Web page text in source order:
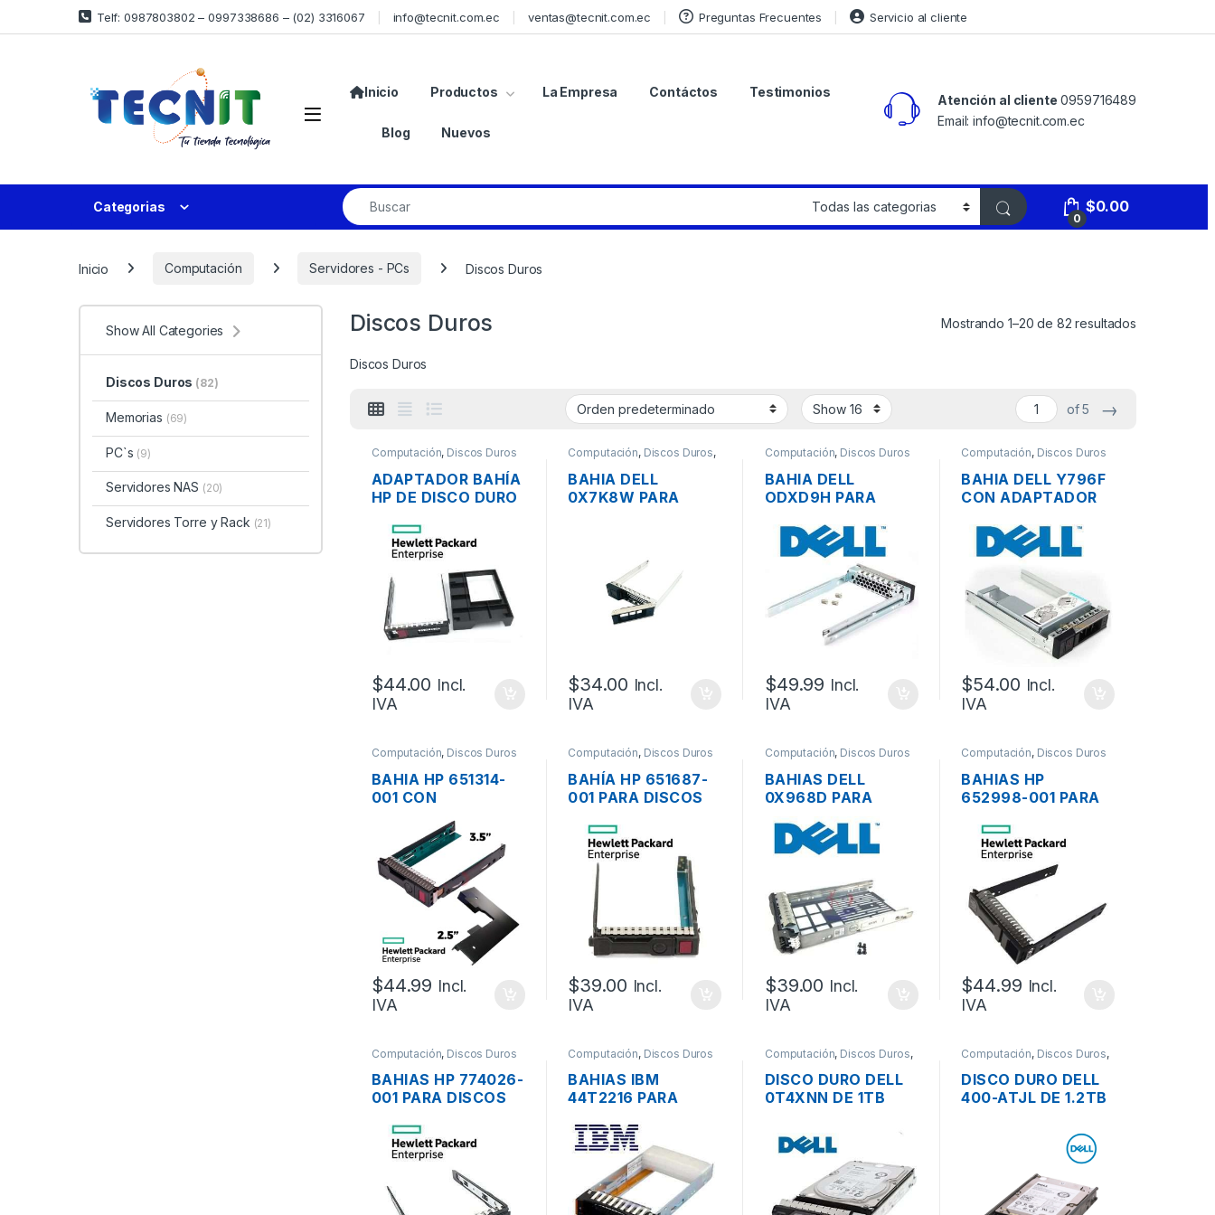
Telf: 0987803802 – 0997338686 – (02) 3316067 info@tecnit.com.ec ventas@tecnit.com.ec Preguntas Frecuentes Servicio al cliente
Inicio Productos La Empresa Contáctos Testimonios
Blog Nuevos
Atención al cliente 0959716489
Email: info@tecnit.com.ec
Categorias
0
$0.00
Inicio Computación Servidores - PCs Discos Duros
Discos Duros Mostrando 1–20 de 82 resultados
Discos Duros
of 5 →
Computación, Discos Duros
ADAPTADOR BAHÍA
HP DE DISCO DURO
/ SAS 3.5”
$44.00 Incl.
IVA
Computación, Discos Duros,
Servidores - PCs
BAHIA DELL
0X7K8W PARA
$34.00 Incl.
IVA
Computación, Discos Duros
BAHIA DELL
ODXD9H PARA
DE 2,5″
$49.99 Incl.
IVA
Computación, Discos Duros
BAHIA DELL Y796F
CON ADAPTADOR
SATA A 3.5″
$54.00 Incl.
IVA
Computación, Discos Duros
BAHIA HP 651314-
001 CON
DISCO SSD 2.5″
SATA A 3.5″ G8 G9
$44.99 Incl.
IVA
Computación, Discos Duros
BAHÍA HP 651687-
001 PARA DISCOS
$39.00 Incl.
IVA
Computación, Discos Duros
BAHIAS DELL
0X968D PARA
3.5″
$39.00 Incl.
IVA
Computación, Discos Duros
BAHIAS HP
652998-001 PARA
DE 3.5″ NO HOT
PLUG G8
$44.99 Incl.
IVA
Computación, Discos Duros
BAHIAS HP 774026-
001 PARA DISCOS
G10
Computación, Discos Duros
BAHIAS IBM
44T2216 PARA
7.2K DE 2.5″
Computación, Discos Duros,
Servidores - PCs
DISCO DURO DELL
0T4XNN DE 1TB
SERVIDOR 3.5″ LFF
6G 7.2K HOT PLUG
Computación, Discos Duros,
Servidores - PCs
DISCO DURO DELL
400-ATJL DE 1.2TB
SERVIDOR 2.5″ 12G
10K HOT PLUG
Show All Categories
Discos Duros (82)
Memorias (69)
PC`s (9)
Servidores NAS (20)
Servidores Torre y Rack (21)